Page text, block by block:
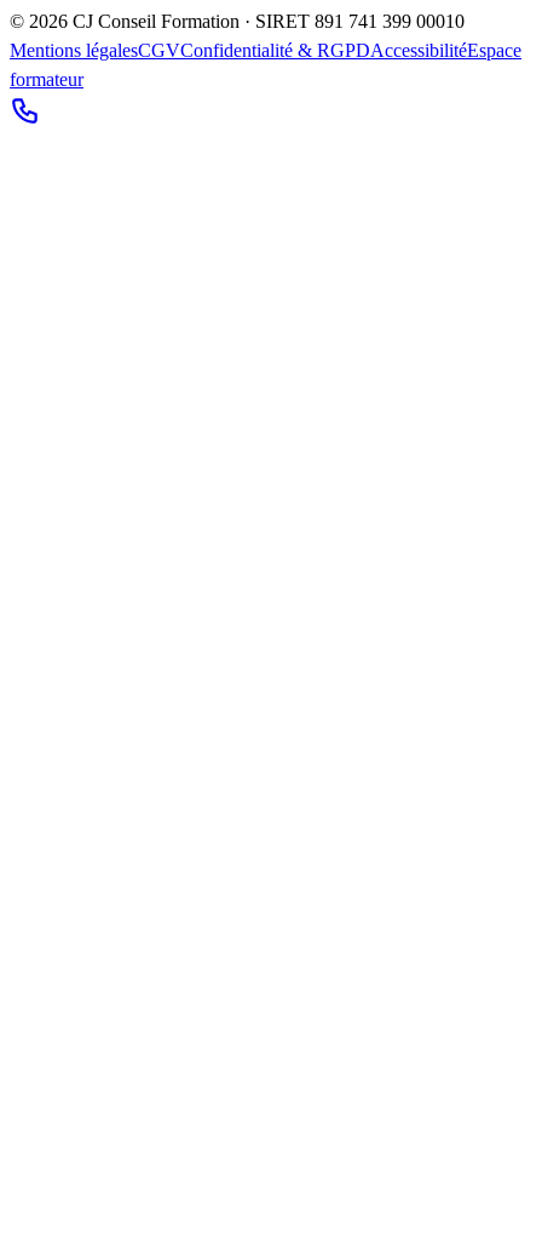
© 2026 CJ Conseil Formation · SIRET 891 741 399 00010
Mentions légalesCGVConfidentialité & RGPDAccessibilitéEspace
formateur